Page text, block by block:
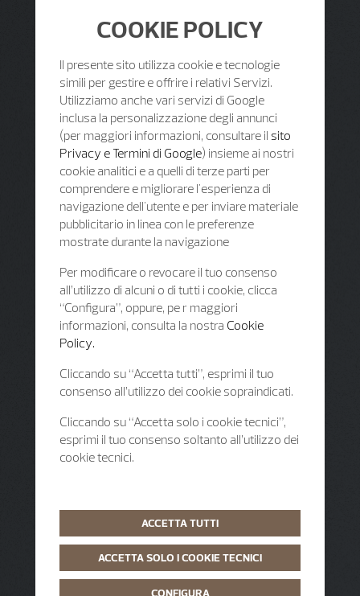
COOKIE POLICY
Il presente sito utilizza cookie e tecnologie
simili per gestire e offrire i relativi Servizi.
Utilizziamo anche vari servizi di Google
inclusa la personalizzazione degli annunci
(per maggiori informazioni, consultare il sito
Privacy e Termini di Google) insieme ai nostri
cookie analitici e a quelli di terze parti per
comprendere e migliorare l'esperienza di
navigazione dell'utente e per inviare materiale
pubblicitario in linea con le preferenze
mostrate durante la navigazione
Per modificare o revocare il tuo consenso
all’utilizzo di alcuni o di tutti i cookie, clicca
“Configura”, oppure, pe r maggiori
informazioni, consulta la nostra Cookie
Policy.
Cliccando su “Accetta tutti”, esprimi il tuo
consenso all’utilizzo dei cookie sopraindicati.
Cliccando su “Accetta solo i cookie tecnici”,
esprimi il tuo consenso soltanto all’utilizzo dei
cookie tecnici.
ACCETTA TUTTI
ACCETTA SOLO I COOKIE TECNICI
CONFIGURA